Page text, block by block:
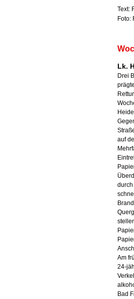
Text:
Foto:
Lk.
Drei
auf
Am
24-
Bad